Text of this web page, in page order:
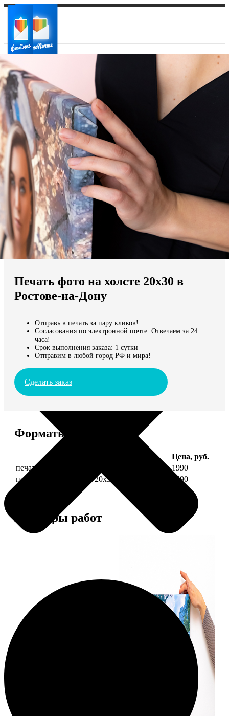
Ваш город:
Ваш регион доставки
Выберите из списка:
Мы доставляем по всему миру
Продолжить без города
Печать фото на холсте 20х30 в
Ростове-на-Дону
Отправь в печать за пару кликов!
Согласования по электронной почте. Отвечаем за 24
часа!
Срок выполнения заказа: 1 сутки
Отправим в любой город РФ и мира!
Сделать заказ
Форматы и цены
Цена, руб.
печать фото на холсте 20х30 на подрамнике 1990
печать фото на холсте 20х30 в раме
4490
Примеры работ